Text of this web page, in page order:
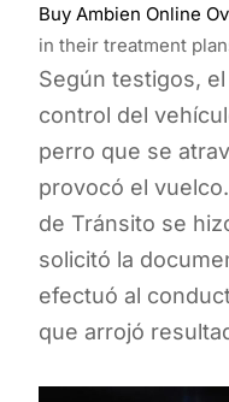
Buy Ambien Online
in their treatment
Según testigos,
control del
perro que se
provocó el
de Tránsito se
solicitó la
efectuó al
que arrojó